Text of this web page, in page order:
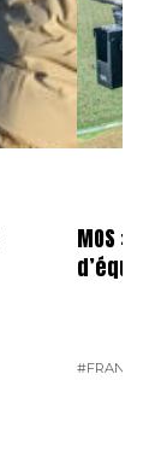
MOS :
#FRANCE